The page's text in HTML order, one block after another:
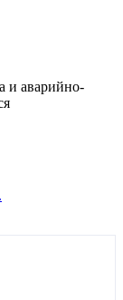
и аварийно-